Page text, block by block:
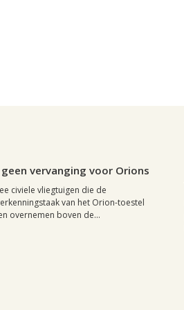
vervanging voor Orions
civiele vliegtuigen die de
van het Orion-toestel
overnemen boven de...